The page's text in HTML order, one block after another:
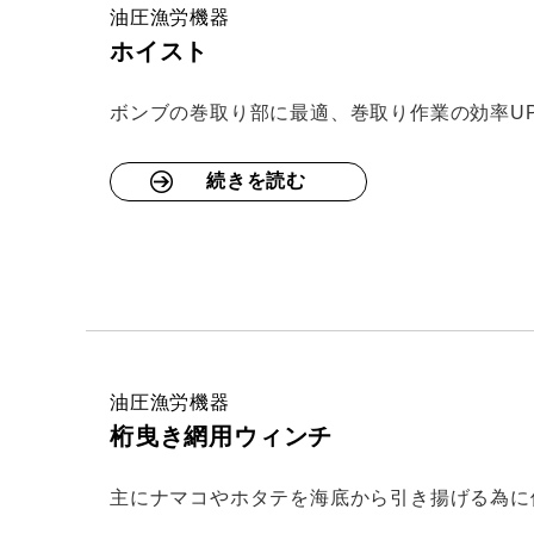
油圧漁労機器
ホイスト
ボンブの巻取り部に最適、巻取り作業の効率
続きを読む
油圧漁労機器
桁曳き網用ウィンチ
主にナマコやホタテを海底から引き揚げる為